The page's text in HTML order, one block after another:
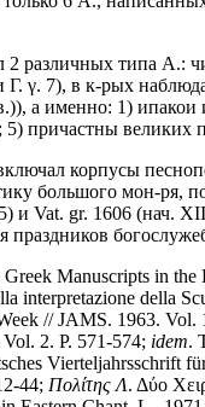
2 различных типа А.:
Γ. γ. 7), в к-рых
а именно: 1)
5) причастны великих
корпусы
большого мон-ря,
и Vat. gr. 1606 (нач.
праздников
Manuscripts in
interpretazione della
// JAMS. 1963. Vol.
2. P. 571-574; idem.
Vierteljahrsschrift
44; Πολίτης Λ. Δύο